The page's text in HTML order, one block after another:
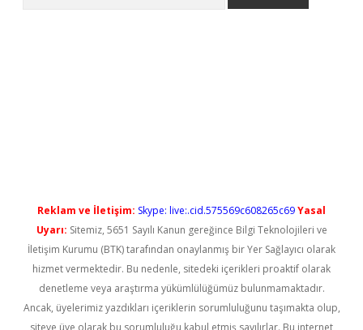
Reklam ve İletişim: Skype: live:.cid.575569c608265c69Yasal
Uyarı: Sitemiz, 5651 Sayılı Kanun gereğince Bilgi Teknolojileri ve
İletişim Kurumu (BTK) tarafından onaylanmış bir Yer Sağlayıcı olarak
hizmet vermektedir. Bu nedenle, sitedeki içerikleri proaktif olarak
denetleme veya araştırma yükümlülüğümüz bulunmamaktadır.
Ancak, üyelerimiz yazdıkları içeriklerin sorumluluğunu taşımakta olup,
siteye üye olarak bu sorumluluğu kabul etmiş sayılırlar. Bu internet